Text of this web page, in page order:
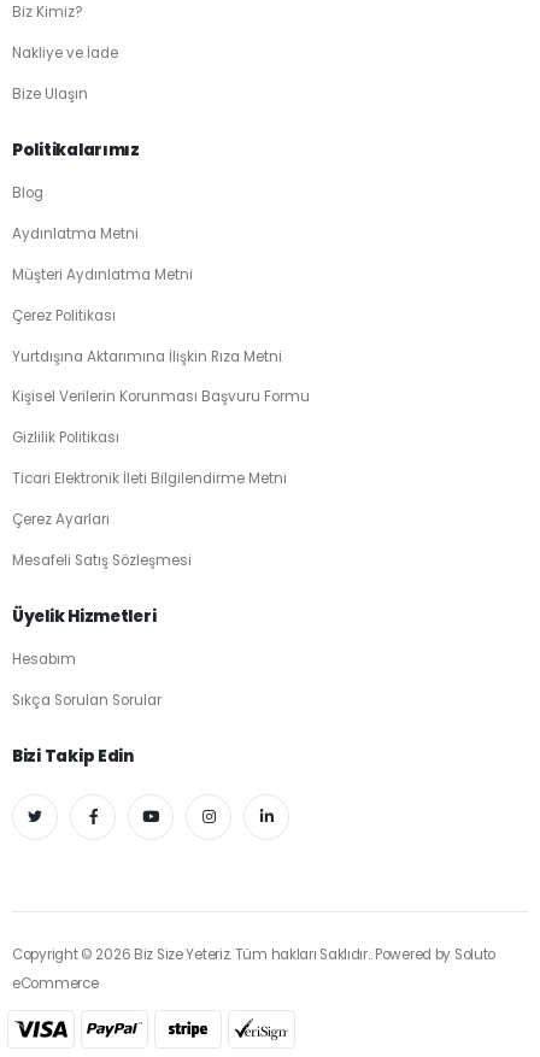
Biz Kimiz?
Nakliye ve İade
Bize Ulaşın
Politikalarımız
Blog
Aydınlatma Metni
Müşteri Aydınlatma Metni
Çerez Politikası
Yurtdışına Aktarımına İlişkin Rıza Metni
Kişisel Verilerin Korunması Başvuru Formu
Gizlilik Politikası
Ticari Elektronik İleti Bilgilendirme Metni
Çerez Ayarları
Mesafeli Satış Sözleşmesi
Üyelik Hizmetleri
Hesabım
Sıkça Sorulan Sorular
Bizi Takip Edin
Copyright © 2026 Biz Size Yeteriz. Tüm hakları Saklıdır.. Powered by Soluto
eCommerce